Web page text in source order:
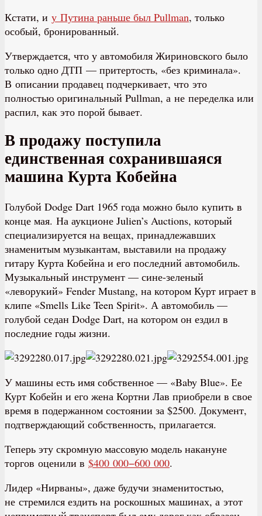
Кстати, и у Путина раньше был Pullman, только
особый, бронированный.
Утверждается, что у автомобиля Жириновского было
только одно ДТП — притертость, «без криминала».
В описании продавец подчеркивает, что это
полностью оригинальный Pullman, а не переделка или
распил, как это порой бывает.
В продажу поступила
единственная сохранившаяся
машина Курта Кобейна
Голубой Dodge Dart 1965 года можно было купить в
конце мая. На аукционе Julien’s Auctions, который
специализируется на вещах, принадлежавших
знаменитым музыкантам, выставили на продажу
гитару Курта Кобейна и его последний автомобиль.
Музыкальный инструмент — сине-зеленый
«леворукий» Fender Mustang, на котором Курт играет в
клипе «Smells Like Teen Spirit». А автомобиль —
голубой седан Dodge Dart, на котором он ездил в
последние годы жизни.
У машины есть имя собственное — «Baby Blue». Ее
Курт Кобейн и его жена Кортни Лав приобрели в свое
время в подержанном состоянии за $2500. Документ,
подтверждающий собственность, прилагается.
Теперь эту скромную массовую модель накануне
торгов оценили в $400 000−600 000.
Лидер «Нирваны», даже будучи знаменитостью,
не стремился ездить на роскошных машинах, а этот